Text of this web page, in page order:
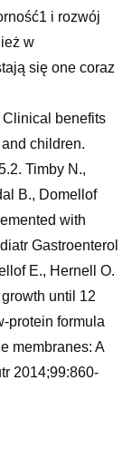
i rozwój
w
się one coraz
Clinical benefits
children.
Timby N.,
B., Domellof
with
Gastroenterol
E., Hernell O.
until 12
protein formula
membranes: A
2014;99:860-